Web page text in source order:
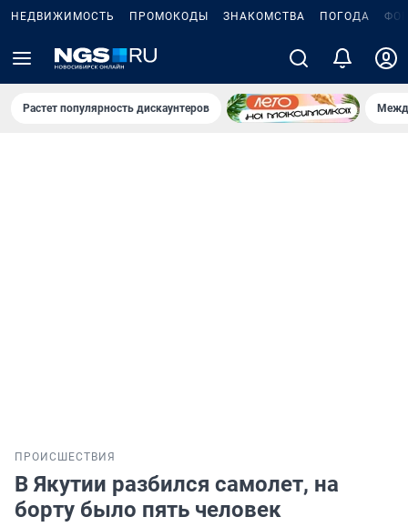
НЕДВИЖИМОСТЬ ПРОМОКОДЫ ЗНАКОМСТВА ПОГОДА
Растет популярность дискаунтеров
ПРОИСШЕСТВИЯ
В Якутии разбился самолет, на
борту было пять человек